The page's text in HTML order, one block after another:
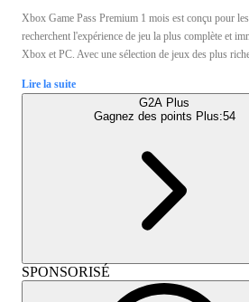
Xbox Game Pass Premium 1 mois est conçu pour
recherchent l'expérience de jeu la plus complète et
Xbox et PC. Avec une sélection de jeux des plus
Lire la suite
G2A Plus
Gagnez des points Plus:54
SPONSORISÉ